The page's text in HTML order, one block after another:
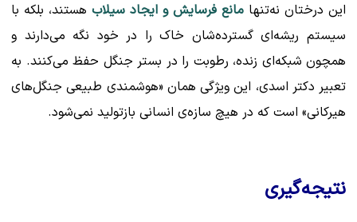
این درختان نه‌تنها مانع فرسایش و ایجاد سیلاب هستند، بلکه با
سیستم ریشه‌ای گسترده‌شان خاک را در خود نگه می‌دارند و
همچون شبکه‌ای زنده، رطوبت را در بستر جنگل حفظ می‌کنند. به
تعبیر دکتر اسدی، این ویژگی همان «هوشمندی طبیعی جنگل‌های
هیرکانی» است که در هیچ سازه‌ی انسانی بازتولید نمی‌شود.
نتیجه‌گیری